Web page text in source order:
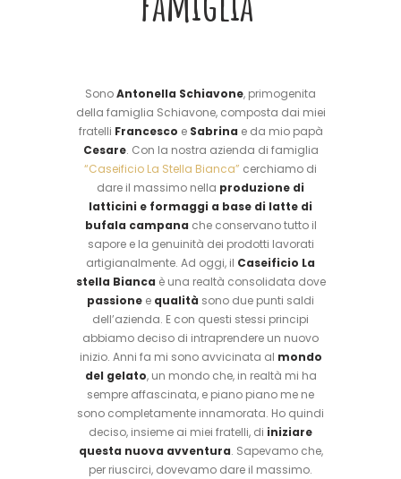
SonoAntonella Schiavone, primogenita
della famiglia Schiavone, composta dai miei
fratelli Francesco e Sabrina e da mio papà
Cesare. Con la nostra azienda di famiglia
“Caseificio La Stella Bianca” cerchiamo di
dare il massimo nella produzione di
latticini e formaggi a base di latte di
bufala campana che conservano tutto il
sapore e la genuinità dei prodotti lavorati
artigianalmente. Ad oggi, il Caseificio La
stella Bianca è una realtà consolidata dove
passione e qualità sono due punti saldi
dell’azienda. E con questi stessi principi
abbiamo deciso di intraprendere un nuovo
inizio. Anni fa mi sono avvicinata al mondo
del gelato, un mondo che, in realtà mi ha
sempre affascinata, e piano piano me ne
sono completamente innamorata. Ho quindi
deciso, insieme ai miei fratelli, di iniziare
questa nuova avventura. Sapevamo che,
per riuscirci, dovevamo dare il massimo.